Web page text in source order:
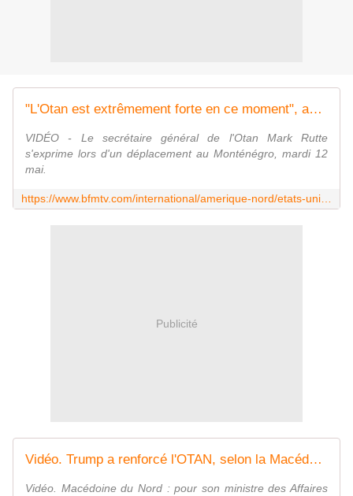
"L'Otan est extrêmement forte en ce moment", assure le chef de l'organisation Mark Rutte
VIDÉO - Le secrétaire général de l'Otan Mark Rutte
s'exprime lors d'un déplacement au Monténégro, mardi 12
mai.
Publicité
Vidéo. Trump a renforcé l'OTAN, selon la Macédoine du Nord
Vidéo. Macédoine du Nord : pour son ministre des Affaires